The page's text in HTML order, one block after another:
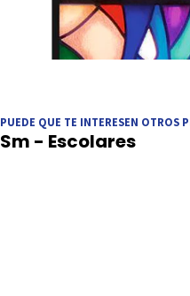
PUEDE QUE TE INTERESEN OTROS
Sm - Escolares